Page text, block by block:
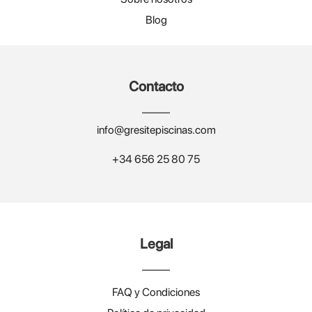
Blog
Contacto
info@gresitepiscinas.com
+34 656 25 80 75
Legal
FAQ y Condiciones